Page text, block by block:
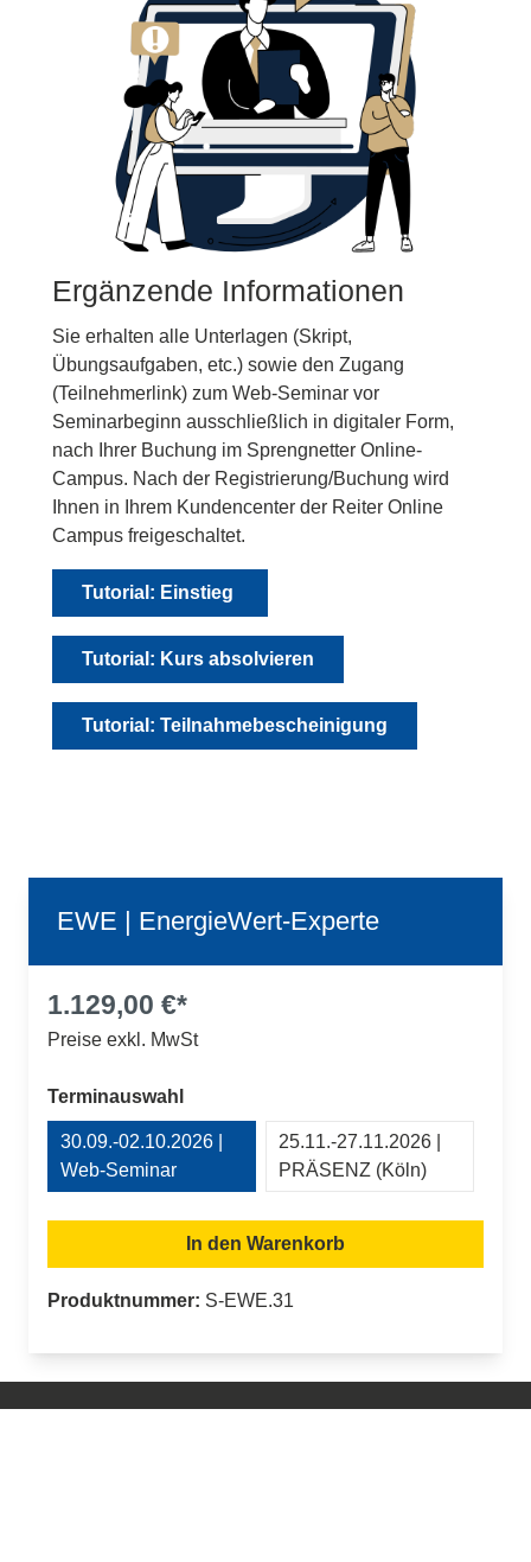
Ergänzende Informationen
Sie erhalten alle Unterlagen (Skript,
Übungsaufgaben, etc.) sowie den Zugang
(Teilnehmerlink) zum Web-Seminar vor
Seminarbeginn ausschließlich in digitaler Form,
nach Ihrer Buchung im Sprengnetter Online-
Campus. Nach der Registrierung/Buchung wird
Ihnen in Ihrem Kundencenter der Reiter Online
Campus freigeschaltet.
Tutorial: Einstieg
Tutorial: Kurs absolvieren
Tutorial: Teilnahmebescheinigung
EWE | EnergieWert-Experte
1.129,00 €*
Preise exkl. MwSt
Terminauswahl auswählen
30.09.-02.10.2026 |
Web-Seminar
25.11.-27.11.2026 |
PRÄSENZ (Köln)
In den Warenkorb
Produktnummer: S-EWE.31